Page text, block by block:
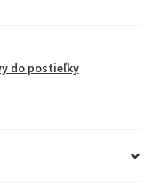
do postieľky